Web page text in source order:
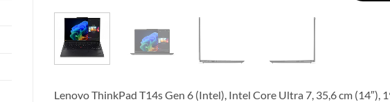
Lenovo ThinkPad T14s Gen 6 (Intel), Intel Core Ultra 7, 35,6 cm (14″),